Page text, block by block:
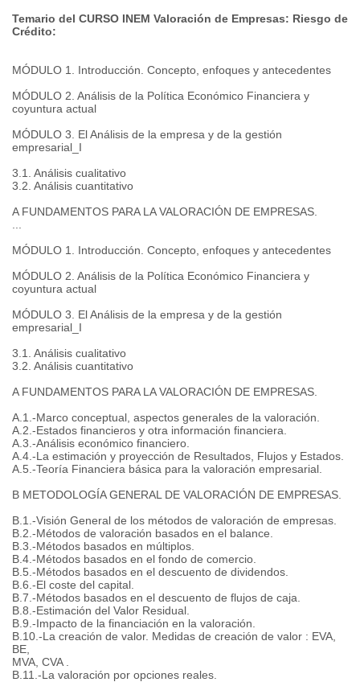
Temario del CURSO INEM Valoración de Empresas: Riesgo de
Crédito:
MÓDULO 1. Introducción. Concepto, enfoques y antecedentes
MÓDULO 2. Análisis de la Política Económico Financiera y
coyuntura actual
MÓDULO 3. El Análisis de la empresa y de la gestión
empresarial_I
3.1. Análisis cualitativo
3.2. Análisis cuantitativo
A FUNDAMENTOS PARA LA VALORACIÓN DE EMPRESAS.
MÓDULO 1. Introducción. Concepto, enfoques y antecedentes
MÓDULO 2. Análisis de la Política Económico Financiera y
coyuntura actual
MÓDULO 3. El Análisis de la empresa y de la gestión
empresarial_I
3.1. Análisis cualitativo
3.2. Análisis cuantitativo
A FUNDAMENTOS PARA LA VALORACIÓN DE EMPRESAS.
A.1.-Marco conceptual, aspectos generales de la valoración.
A.2.-Estados financieros y otra información financiera.
A.3.-Análisis económico financiero.
A.4.-La estimación y proyección de Resultados, Flujos y Estados.
A.5.-Teoría Financiera básica para la valoración empresarial.
B METODOLOGÍA GENERAL DE VALORACIÓN DE EMPRESAS.
B.1.-Visión General de los métodos de valoración de empresas.
B.2.-Métodos de valoración basados en el balance.
B.3.-Métodos basados en múltiplos.
B.4.-Métodos basados en el fondo de comercio.
B.5.-Métodos basados en el descuento de dividendos.
B.6.-El coste del capital.
B.7.-Métodos basados en el descuento de flujos de caja.
B.8.-Estimación del Valor Residual.
B.9.-Impacto de la financiación en la valoración.
B.10.-La creación de valor. Medidas de creación de valor : EVA,
BE,
MVA, CVA .
B.11.-La valoración por opciones reales.